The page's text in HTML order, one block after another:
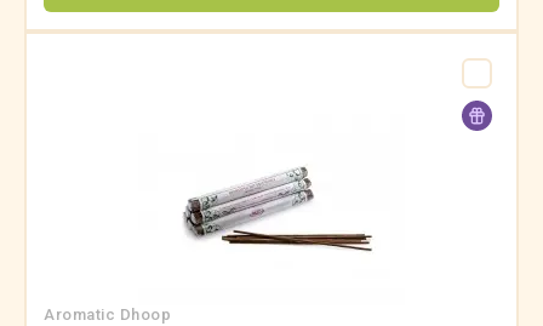
Aromatic Dhoop